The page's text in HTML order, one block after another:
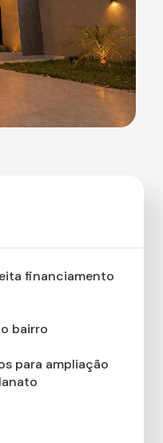
financiamento
bairro
para ampliação